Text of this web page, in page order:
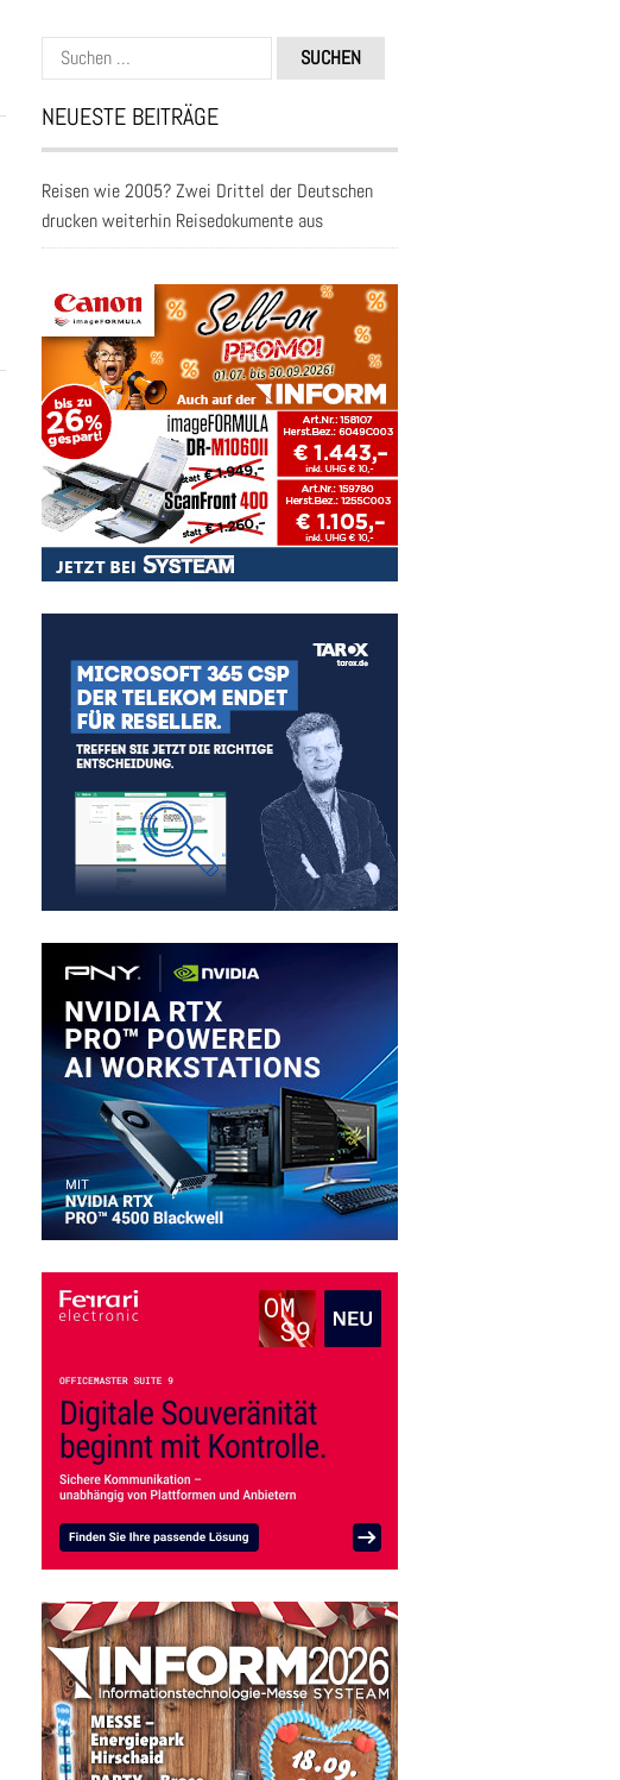
Suchen
nach:
NEUESTE BEITRÄGE
Reisen wie 2005? Zwei Drittel der Deutschen
drucken weiterhin Reisedokumente aus